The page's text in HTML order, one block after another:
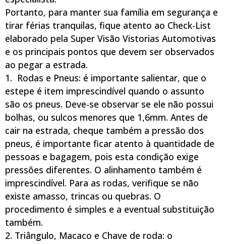
Portanto, para manter sua família em segurança e
tirar férias tranquilas, fique atento ao Check-List
elaborado pela Super Visão Vistorias Automotivas
e os principais pontos que devem ser observados
ao pegar a estrada.
1. Rodas e Pneus: é importante salientar, que o
estepe é item imprescindível quando o assunto
são os pneus. Deve-se observar se ele não possui
bolhas, ou sulcos menores que 1,6mm. Antes de
cair na estrada, cheque também a pressão dos
pneus, é importante ficar atento à quantidade de
pessoas e bagagem, pois esta condição exige
pressões diferentes. O alinhamento também é
imprescindível. Para as rodas, verifique se não
existe amasso, trincas ou quebras. O
procedimento é simples e a eventual substituição
também.
2. Triângulo, Macaco e Chave de roda: o